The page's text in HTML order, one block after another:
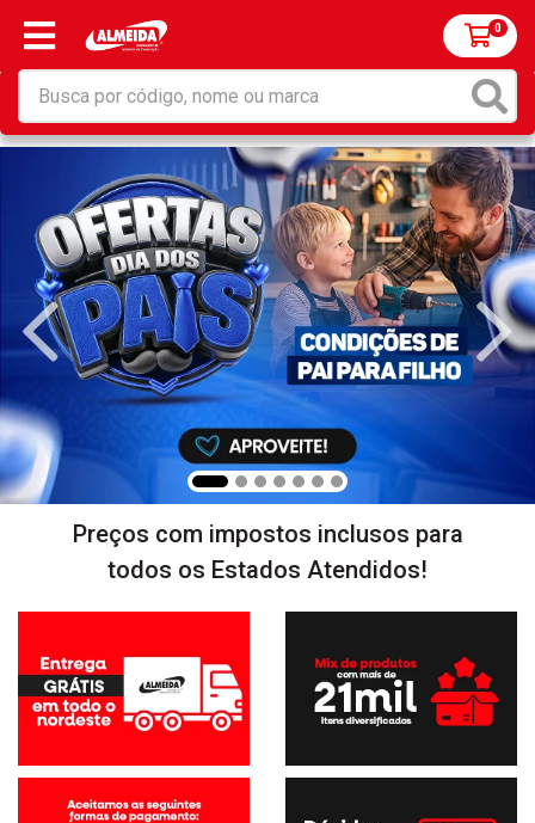
0
Preços com impostos inclusos para
todos os Estados Atendidos!